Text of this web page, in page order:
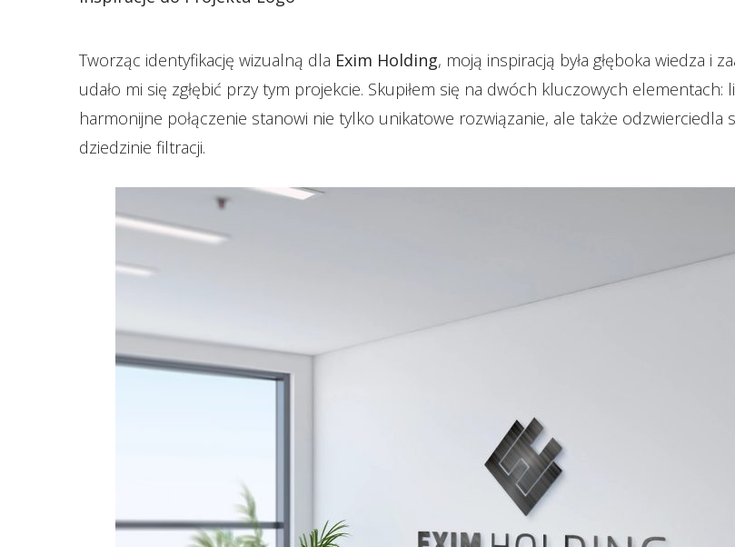
Tworząc identyfikację wizualną dla Exim Holding, moją inspiracją była głęboka wiedza i
udało mi się zgłębić przy tym projekcie. Skupiłem się na dwóch kluczowych elementach:
harmonijne połączenie stanowi nie tylko unikatowe rozwiązanie, ale także odzwierciedla
dziedzinie filtracji.